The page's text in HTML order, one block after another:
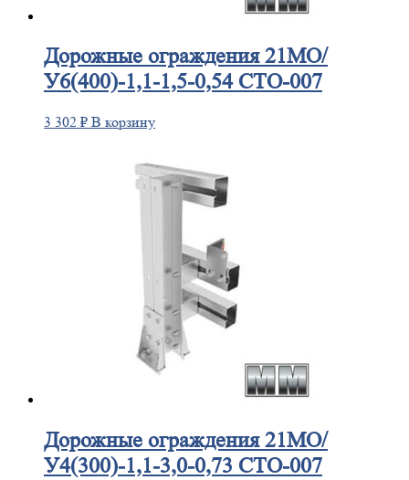
Дорожные ограждения 21МО/
У6(400)-1,1-1,5-0,54 СТО-007
3 302 ₽ В корзину
Дорожные ограждения 21МО/
У4(300)-1,1-3,0-0,73 СТО-007